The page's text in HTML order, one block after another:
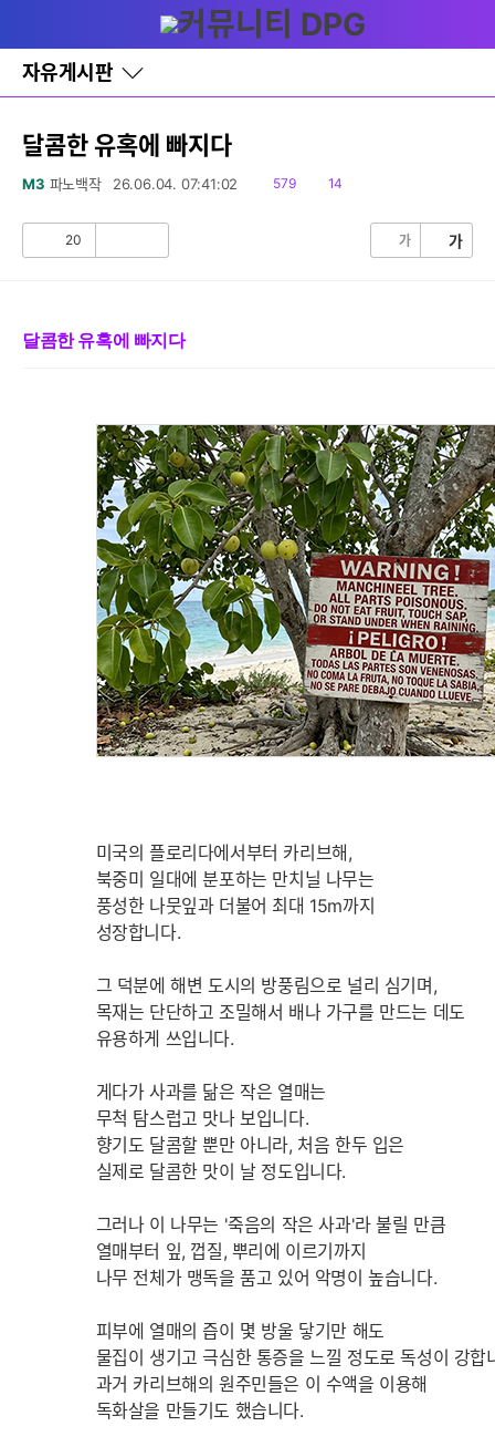
와
홈
자유게시판
바
로
기
레
이
어
달콤한 유혹에 빠지다
M3 파노백작 26.06.04. 07:41:02
읽
579
댓
14
공20 가 가
달콤한 유혹에 빠지다
미국의 플로리다에서부터 카리브해,
북중미 일대에 분포하는 만치닐 나무는
풍성한 나뭇잎과 더불어 최대 15m까지
성장합니다.
그 덕분에 해변 도시의 방풍림으로 널리 심기며,
목재는 단단하고 조밀해서 배나 가구를 만드는 데도
유용하게 쓰입니다.
게다가 사과를 닮은 작은 열매는
무척 탐스럽고 맛나 보입니다.
향기도 달콤할 뿐만 아니라, 처음 한두 입은
실제로 달콤한 맛이 날 정도입니다.
그러나 이 나무는 '죽음의 작은 사과'라 불릴 만큼
열매부터 잎, 껍질, 뿌리에 이르기까지
나무 전체가 맹독을 품고 있어 악명이 높습니다.
피부에 열매의 즙이 몇 방울 닿기만 해도
물집이 생기고 극심한 통증을 느낄 정도로 독성이 강합
과거 카리브해의 원주민들은 이 수액을 이용해
독화살을 만들기도 했습니다.